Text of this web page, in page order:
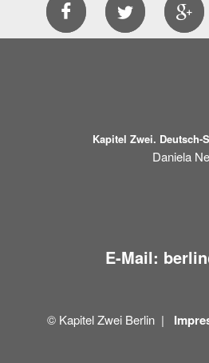
Kapitel Zwei.
Daniela
E-Mail:
© Kapitel Zwei Berlin |